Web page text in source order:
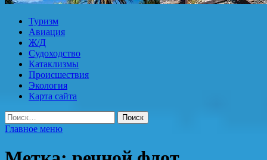
Туризм
Авиация
Ж/Д
Судоходство
Катаклизмы
Происшествия
Экология
Карта сайта
Найти:
Главное меню